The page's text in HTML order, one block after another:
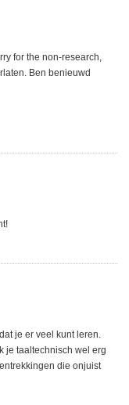
for the non-research,
Ben benieuwd
je er veel kunt leren.
je taaltechnisch wel erg
die onjuist